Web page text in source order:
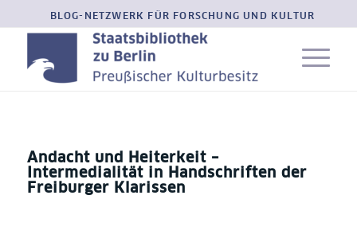
BLOG-NETZWERK FÜR FORSCHUNG UND KULTUR
Andacht und Heiterkeit –
Intermedialität in Handschriften der
Freiburger Klarissen